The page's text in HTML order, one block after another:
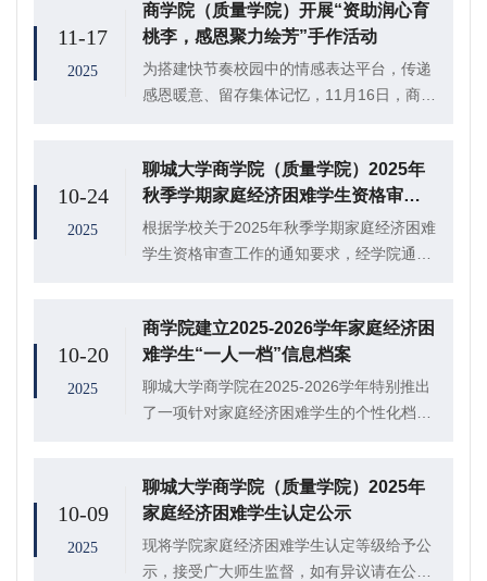
级2班李佳欣、2025级5班任佳怡等...
11-17
2025
商学院（质量学院）开展“资助润心育
桃李，感恩聚力绘芳”手作活动
为搭建快节奏校园中的情感表达平台，传递
感恩暖意、留存集体记忆，11月16日，商学
2025级8班赵卿宇、乔宇等40名学生...
10-24
2025
聊城大学商学院（质量学院）2025年
秋季学期家庭经济困难学生资格审查
公示
根据学校关于2025年秋季学期家庭经济困难
学生资格审查工作的通知要求，经学院通
资格审查工作，其中困难等级共计225人，
特殊...
10-20
2025
商学院建立2025-2026学年家庭经济困
难学生“一人一档”信息档案
聊城大学商学院在2025-2026学年特别推出
了一项针对家庭经济困难学生的个性化档案
入的了解和持续的支持。在完成年度家庭经
济...
10-09
2025
聊城大学商学院（质量学院）2025年
家庭经济困难学生认定公示
现将学院家庭经济困难学生认定等级给予公
示，接受广大师生监督，如有异议请在公示